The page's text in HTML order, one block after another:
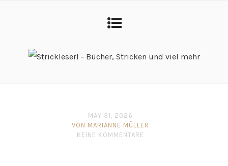
MAY 31, 2026
VON MARIANNE MÜLLER
KEINE KOMMENTARE